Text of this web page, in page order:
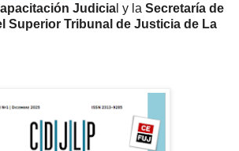
Judicia l y la Secretaría de
Superior Tribunal de Justicia de La